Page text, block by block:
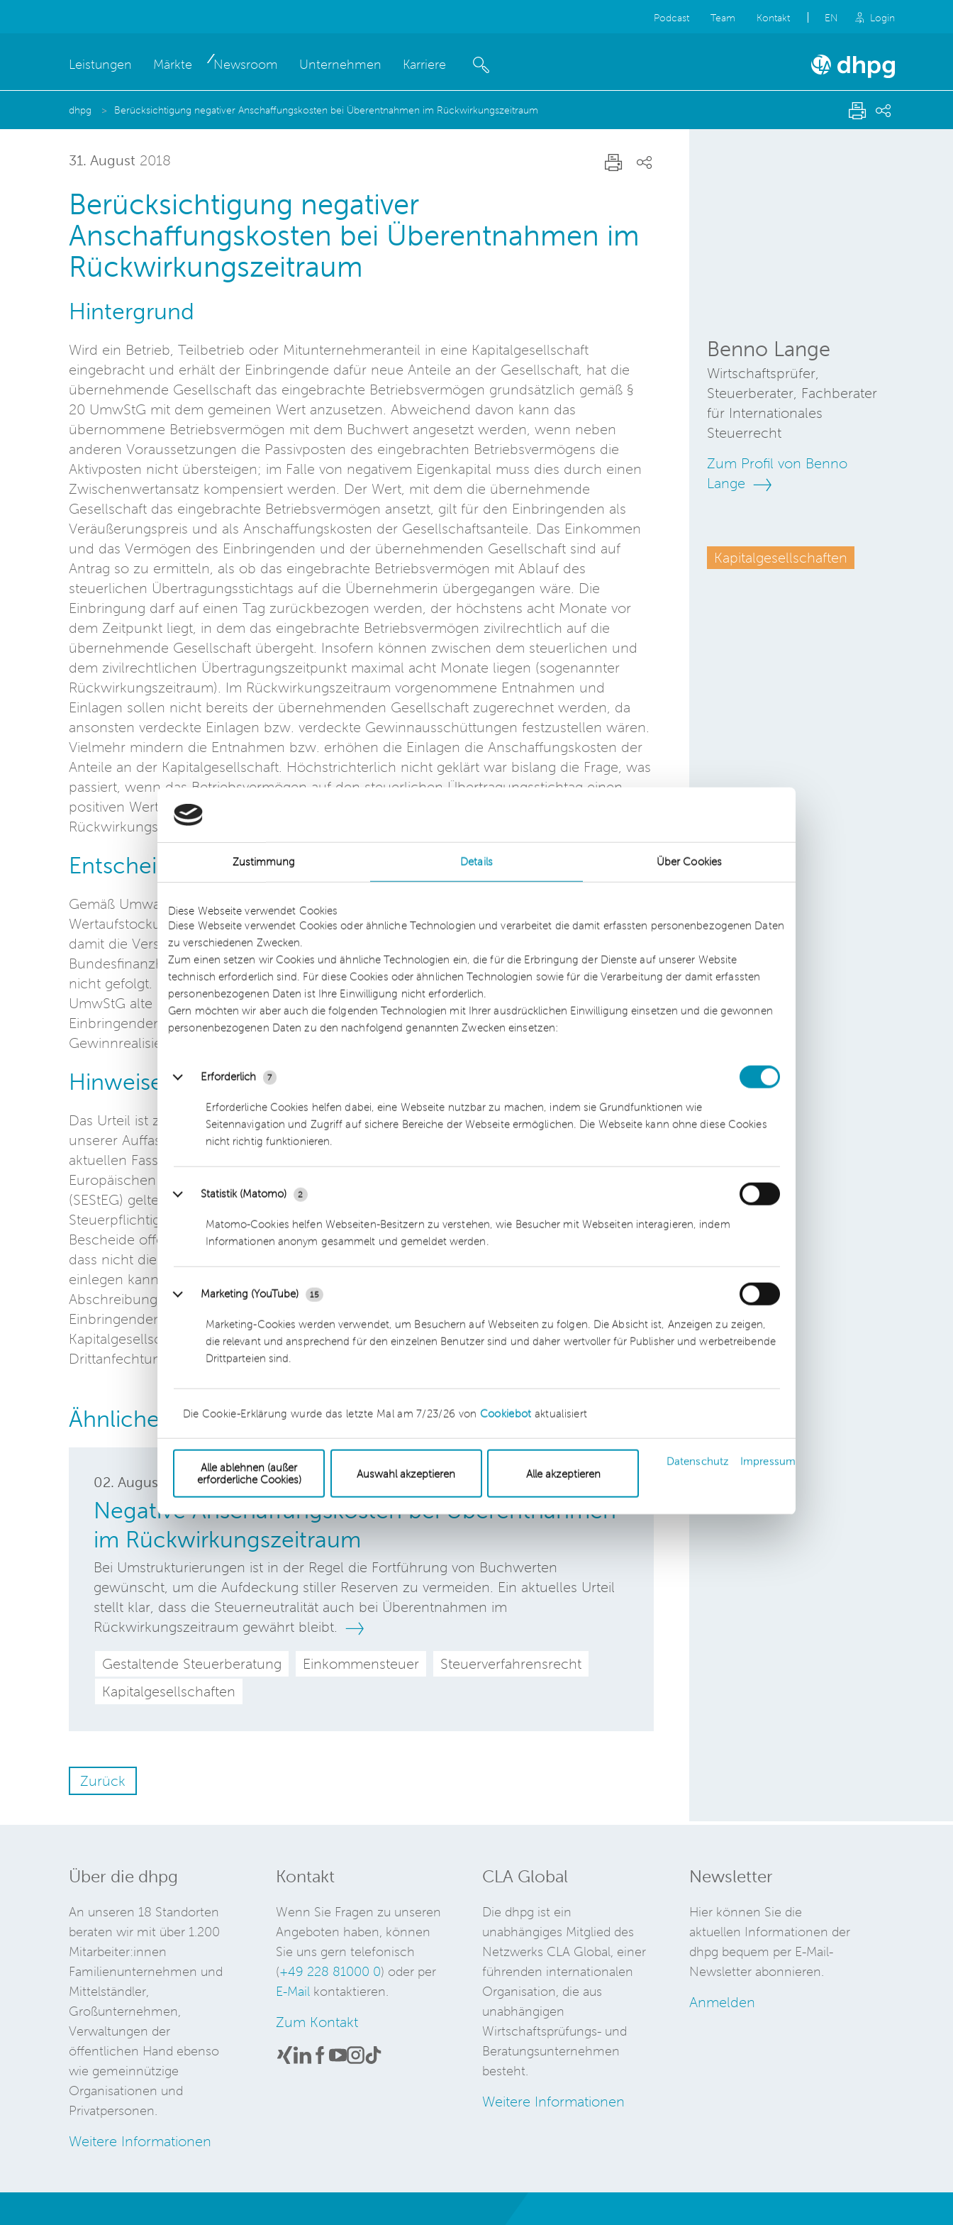
Zustimmung Details Über Cookies
Diese Webseite verwendet Cookies
Diese Webseite verwendet Cookies oder ähnliche Technologien und verarbeitet die damit erfassten personenbezogenen Daten
zu verschiedenen Zwecken.
Zum einen setzen wir Cookies und ähnliche Technologien ein, die für die Erbringung der Dienste auf unserer Website
technisch erforderlich sind. Für diese Cookies oder ähnlichen Technologien sowie für die Verarbeitung der damit erfassten
personenbezogenen Daten ist Ihre Einwilligung nicht erforderlich.
Gern möchten wir aber auch die folgenden Technologien mit Ihrer ausdrücklichen Einwilligung einsetzen und die gewonnen
personenbezogenen Daten zu den nachfolgend genannten Zwecken einsetzen:
Erforderlich 7
Erforderliche Cookies helfen dabei, eine Webseite nutzbar zu machen, indem sie Grundfunktionen wie
Seitennavigation und Zugriff auf sichere Bereiche der Webseite ermöglichen. Die Webseite kann ohne diese Cookies
nicht richtig funktionieren.
Statistik (Matomo) 2
Matomo-Cookies helfen Webseiten-Besitzern zu verstehen, wie Besucher mit Webseiten interagieren, indem
Informationen anonym gesammelt und gemeldet werden.
Marketing (YouTube) 15
Marketing-Cookies werden verwendet, um Besuchern auf Webseiten zu folgen. Die Absicht ist, Anzeigen zu zeigen,
die relevant und ansprechend für den einzelnen Benutzer sind und daher wertvoller für Publisher und werbetreibende
Drittparteien sind.
Die Cookie-Erklärung wurde das letzte Mal am 7/23/26 von Cookiebot aktualisiert
Alle ablehnen (außer
erforderliche Cookies)
Auswahl akzeptieren Alle akzeptieren
Datenschutz Impressum
Podcast Team Kontakt EN Login
Leistungen Märkte Newsroom Unternehmen Karriere
dhpg Berücksichtigung negativer Anschaffungskosten bei Überentnahmen im Rückwirkungszeitraum
31. August 2018
Berücksichtigung negativer
Anschaffungskosten bei Überentnahmen im
Rückwirkungszeitraum
Hintergrund
Wird ein Betrieb, Teilbetrieb oder Mitunternehmeranteil in eine Kapitalgesellschaft
eingebracht und erhält der Einbringende dafür neue Anteile an der Gesellschaft, hat die
übernehmende Gesellschaft das eingebrachte Betriebsvermögen grundsätzlich gemäß §
20 UmwStG mit dem gemeinen Wert anzusetzen. Abweichend davon kann das
übernommene Betriebsvermögen mit dem Buchwert angesetzt werden, wenn neben
anderen Voraussetzungen die Passivposten des eingebrachten Betriebsvermögens die
Aktivposten nicht übersteigen; im Falle von negativem Eigenkapital muss dies durch einen
Zwischenwertansatz kompensiert werden. Der Wert, mit dem die übernehmende
Gesellschaft das eingebrachte Betriebsvermögen ansetzt, gilt für den Einbringenden als
Veräußerungspreis und als Anschaffungskosten der Gesellschaftsanteile. Das Einkommen
und das Vermögen des Einbringenden und der übernehmenden Gesellschaft sind auf
Antrag so zu ermitteln, als ob das eingebrachte Betriebsvermögen mit Ablauf des
steuerlichen Übertragungsstichtags auf die Übernehmerin übergegangen wäre. Die
Einbringung darf auf einen Tag zurückbezogen werden, der höchstens acht Monate vor
dem Zeitpunkt liegt, in dem das eingebrachte Betriebsvermögen zivilrechtlich auf die
übernehmende Gesellschaft übergeht. Insofern können zwischen dem steuerlichen und
dem zivilrechtlichen Übertragungszeitpunkt maximal acht Monate liegen (sogenannter
Rückwirkungszeitraum). Im Rückwirkungszeitraum vorgenommene Entnahmen und
Einlagen sollen nicht bereits der übernehmenden Gesellschaft zugerechnet werden, da
ansonsten verdeckte Einlagen bzw. verdeckte Gewinnausschüttungen festzustellen wären.
Vielmehr mindern die Entnahmen bzw. erhöhen die Einlagen die Anschaffungskosten der
Anteile an der Kapitalgesellschaft. Höchstrichterlich nicht geklärt war bislang die Frage, was
passiert, wenn das Betriebsvermögen auf den steuerlichen Übertragungsstichtag einen
positiven Wert aufweist, jedoch der Saldo der Entnahmen und Einlagen im
Rückwirkungszeitraum höher ist als dieses positive Betriebsvermögen.
Entscheidung des Bundesfinanzhofs
Gemäß Umwandlungssteuererlass der Finanzverwaltung soll dies zwangsläufig zu einer
Wertaufstockung führen. In der Literatur wurde der Zwang zum Zwischenwertansatz und
damit die Versteuerung eines Veräußerungsgewinns beim Einbringenden kritisiert. Der
Bundesfinanzhof ist in seinem Urteil vom 7.3.2018 nun der Ansicht der Finanzverwaltung
nicht gefolgt. Entnahmen im Rückwirkungszeitraum einer Einbringung gemäß § 20
UmwStG alte Fassung (2002) sollen vielmehr zu negativen Anschaffungskosten des
Einbringenden führen können. Somit entsteht auf Ebene des Einbringenden die
Gewinnrealisierung erst im Zeitpunkt der Veräußerung der Gesellschaftsanteile.
Hinweise
Das Urteil ist zwar zu § 20 UmwStG alte Fassung ergangen, die Urteilsgrundsätze sollten
unserer Auffassung nach aber gleichermaßen im Rahmen des § 20 UmwStG in der
aktuellen Fassung des Gesetzes über steuerliche Begleitmaßnahmen zur Einführung der
Europäischen Gesellschaft und zur Änderung weiterer steuerrechtlicher Vorschriften
(SEStEG) gelten. Es bleibt abzuwarten, wie die Finanzverwaltung auf dieses für die
Steuerpflichtigen erfreuliche Urteil reagieren wird. In jedem Fall sollten entsprechende
Bescheide offengehalten werden. Im Hinblick auf das Einspruchsverfahren ist zu beachten,
dass nicht die übernehmende Kapitalgesellschaft selbst Einspruch gegen den Bescheid
einlegen kann. Denn der Zwischenwertansatz führt bei ihr zu höherem
Abschreibungspotential, sie ist dadurch nicht beschwert. Vielmehr obliegt es dem
Einbringenden, gegen den Körperschaftsteuerbescheid beim für die übernehmende
Kapitalgesellschaft zuständigen Finanzamt Einspruch einzureichen (sogenannte
Drittanfechtung).
Ähnliche Beiträge
02. August 2018
Negative Anschaffungskosten bei Überentnahmen
im Rückwirkungszeitraum
Bei Umstrukturierungen ist in der Regel die Fortführung von Buchwerten
gewünscht, um die Aufdeckung stiller Reserven zu vermeiden. Ein aktuelles Urteil
stellt klar, dass die Steuerneutralität auch bei Überentnahmen im
Rückwirkungszeitraum gewährt bleibt.
Gestaltende Steuerberatung Einkommensteuer
Steuerverfahrensrecht
Kapitalgesellschaften
Zurück
Benno Lange
Wirtschaftsprüfer,
Steuerberater, Fachberater
für Internationales
Steuerrecht
Zum Profil von Benno
Lange
Kapitalgesellschaften
Über die dhpg
An unseren 18 Standorten
beraten wir mit über 1.200
Mitarbeiter:innen
Familienunternehmen und
Mittelständler,
Großunternehmen,
Verwaltungen der
öffentlichen Hand ebenso
wie gemeinnützige
Organisationen und
Privatpersonen.
Weitere Informationen
Kontakt
Wenn Sie Fragen zu unseren
Angeboten haben, können
Sie uns gern telefonisch
(+49 228 81000 0) oder per
E-Mailkontaktieren.
Zum Kontakt
CLA Global
Die dhpg ist ein
unabhängiges Mitglied des
Netzwerks CLA Global, einer
führenden internationalen
Organisation, die aus
unabhängigen
Wirtschaftsprüfungs- und
Beratungsunternehmen
besteht.
Weitere Informationen
Newsletter
Hier können Sie die
aktuellen Informationen der
dhpg bequem per E-Mail-
Newsletter abonnieren.
Anmelden